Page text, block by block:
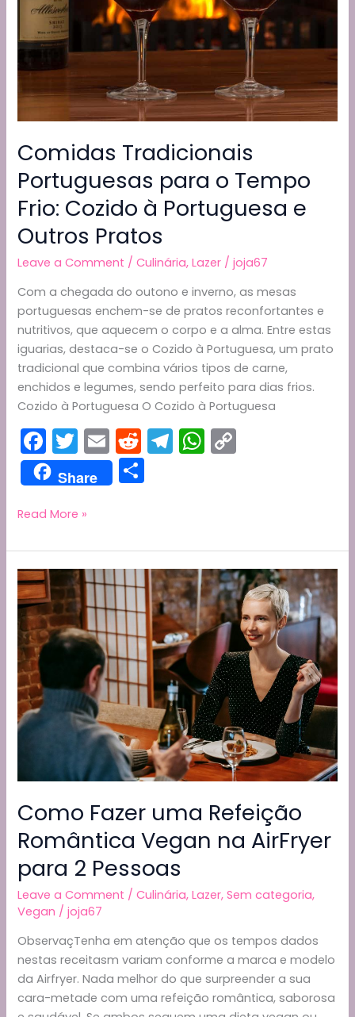
Comidas Tradicionais
Portuguesas para o Tempo
Frio: Cozido à Portuguesa e
Outros Pratos
Leave a Comment /Culinária,Lazer /joja67
Com a chegada do outono e inverno, as mesas
portuguesas enchem-se de pratos reconfortantes e
nutritivos, que aquecem o corpo e a alma. Entre estas
iguarias, destaca-se o Cozido à Portuguesa, um prato
tradicional que combina vários tipos de carne,
enchidos e legumes, sendo perfeito para dias frios.
Cozido à Portuguesa O Cozido à Portuguesa
F
a
c
e
b
o
o
k
T
w
itt
er
E
m
ai
R
e
d
t
T
el
a
m
W
h
A
p
p
Li
n
k
Share
e
Comidas
Portuguesas
para
o
Tempo
Frio:
Cozido
à
Portuguesa
e
Outros
Read More »
Como Fazer uma Refeição
Romântica Vegan na AirFryer
para 2 Pessoas
Leave a Comment /Culinária,Lazer,Sem categoria,
Vegan /joja67
ObservaçTenha em atenção que os tempos dados
nestas receitasm variam conforme a marca e modelo
da Airfryer. Nada melhor do que surpreender a sua
cara-metade com uma refeição romântica, saborosa